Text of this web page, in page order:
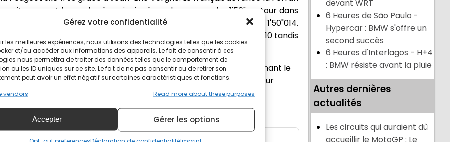
Gérez votre confidentialité
les meilleures expériences, nous utilisons des technologies telles que les cookies
et/ou accéder aux informations des appareils. Le fait de consentir à ces
nous permettra de traiter des données telles que le comportement de
ou les ID uniques sur ce site. Le fait de ne pas consentir ou de retirer son
peut avoir un effet négatif sur certaines caractéristiques et fonctions.
vendors
Read more about these purposes
Accepter Gérer les options
Opt-out preferencesDéclaration de confidentialitéImprint
voitures sont les seules à avoir signé un chrono sous les 1'50" au tour dans
Daniil Kvyat (Lamborghini SC63 #63 Lamborghini Iron Lynx) en 1'50"014.
963 du Porsche Penske Motorsport terminent en dehors du top 10 tandis
Manthey PureRxcing) s'est montré le plus rapide en LMGT3 en signant le
sont toujours dans le groupe de tête et semblent confirmer leur
sont à retrouver ci-dessous :
devant WRT
6 Heures de São Paulo -
Hypercar : BMW s'offre un
second succès
6 Heures d'Interlagos - H+4
: BMW résiste avant la pluie
Autres dernières
actualités
Les circuits qui auraient dû
accueillir le MotoGP : Le